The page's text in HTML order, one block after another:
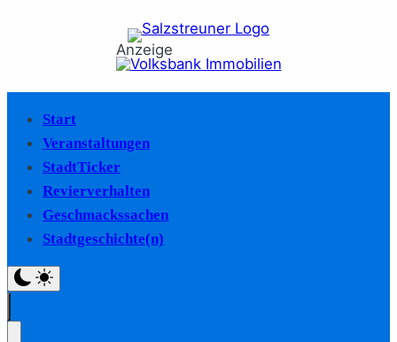
Anzeige
Start
Veranstaltungen
StadtTicker
Revierverhalten
Geschmackssachen
Stadtgeschichte(n)